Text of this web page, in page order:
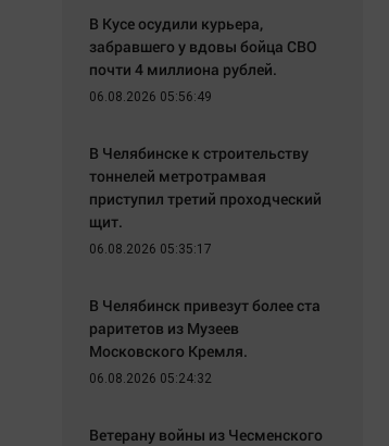
В Кусе осудили курьера,
забравшего у вдовы бойца СВО
почти 4 миллиона рублей.
06.08.2026 05:56:49
В Челябинске к строительству
тоннелей метротрамвая
приступил третий проходческий
щит.
06.08.2026 05:35:17
В Челябинск привезут более ста
раритетов из Музеев
Московского Кремля.
06.08.2026 05:24:32
Ветерану войны из Чесменского